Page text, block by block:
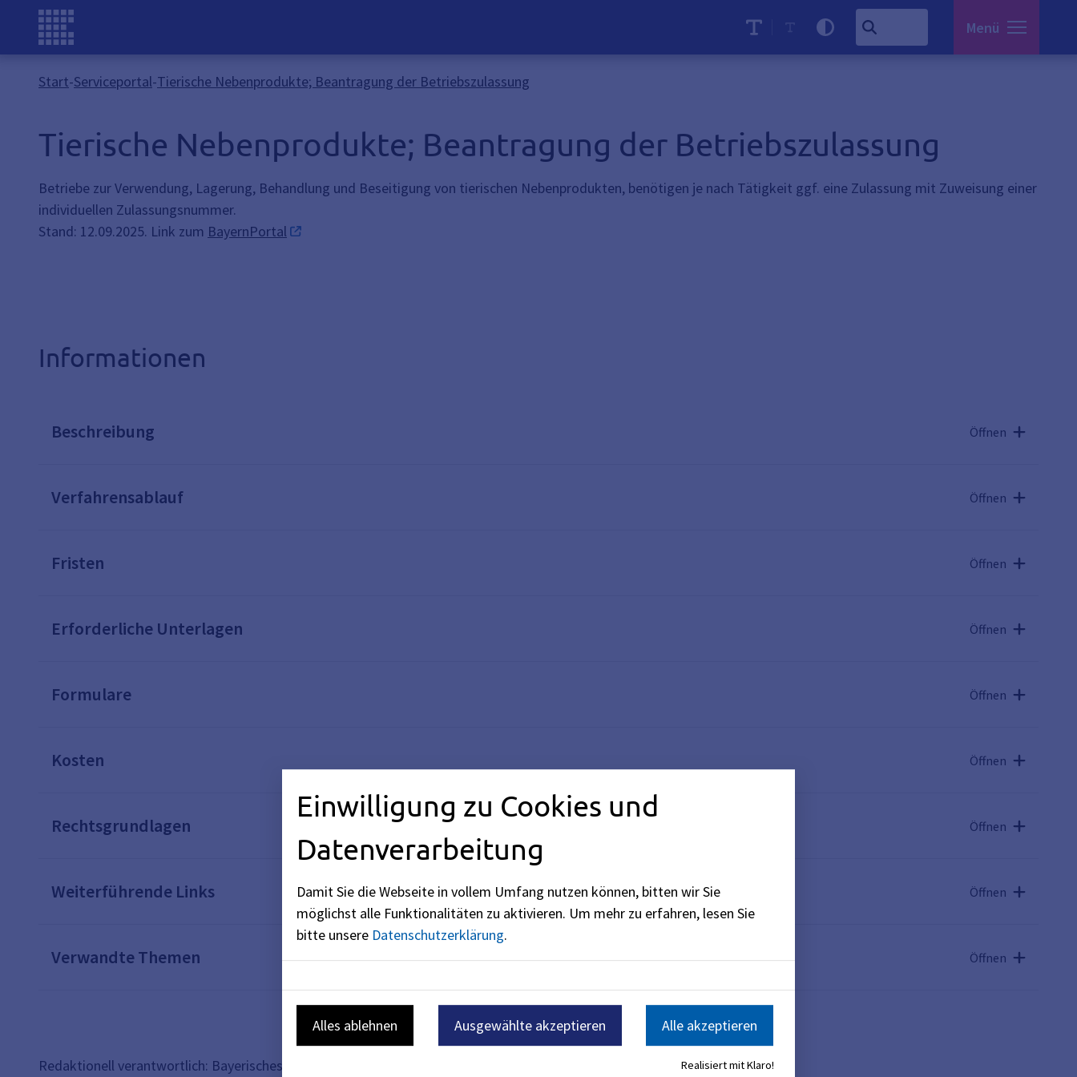
Menü
Start-Serviceportal-Tierische Nebenprodukte; Beantragung der Betriebszulassung
Tierische Nebenprodukte; Beantragung der Betriebszulassung
Betriebe zur Verwendung, Lagerung, Behandlung und Beseitigung von tierischen Nebenprodukten, benötigen je nach Tätigkeit ggf. eine Zulassung mit Zuweisung einer
individuellen Zulassungsnummer.
Stand: 12.09.2025. Link zum BayernPortal
Informationen
Beschreibung Öffnen
Verfahrensablauf Öffnen
Fristen Öffnen
Erforderliche Unterlagen Öffnen
Formulare Öffnen
Kosten Öffnen
Rechtsgrundlagen Öffnen
Weiterführende Links Öffnen
Verwandte Themen Öffnen
Redaktionell verantwortlich: Bayerisches Staatsministerium für Umwelt und Verbraucherschutz (siehe BayernPortal )
Einwilligung zu Cookies und
Datenverarbeitung
Damit Sie die Webseite in vollem Umfang nutzen können, bitten wir Sie
möglichst alle Funktionalitäten zu aktivieren. Um mehr zu erfahren, lesen Sie
bitte unsere Datenschutzerklärung.
Alles ablehnen Ausgewählte akzeptieren Alle akzeptieren
Realisiert mit Klaro!